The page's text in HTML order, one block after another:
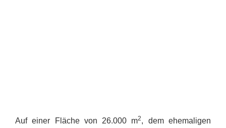
Auf einer Fläche von 26.000 m2, dem ehemaligen